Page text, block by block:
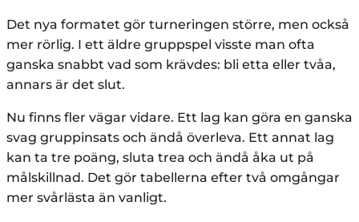
Det nya formatet gör turneringen större, men också
mer rörlig. I ett äldre gruppspel visste man ofta
ganska snabbt vad som krävdes: bli etta eller tvåa,
annars är det slut.
Nu finns fler vägar vidare. Ett lag kan göra en ganska
svag gruppinsats och ändå överleva. Ett annat lag
kan ta tre poäng, sluta trea och ändå åka ut på
målskillnad. Det gör tabellerna efter två omgångar
mer svårlästa än vanligt.